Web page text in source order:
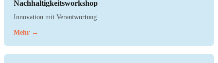
Nachhaltigkeitsworkshop
Innovation mit Verantwortung
Mehr →